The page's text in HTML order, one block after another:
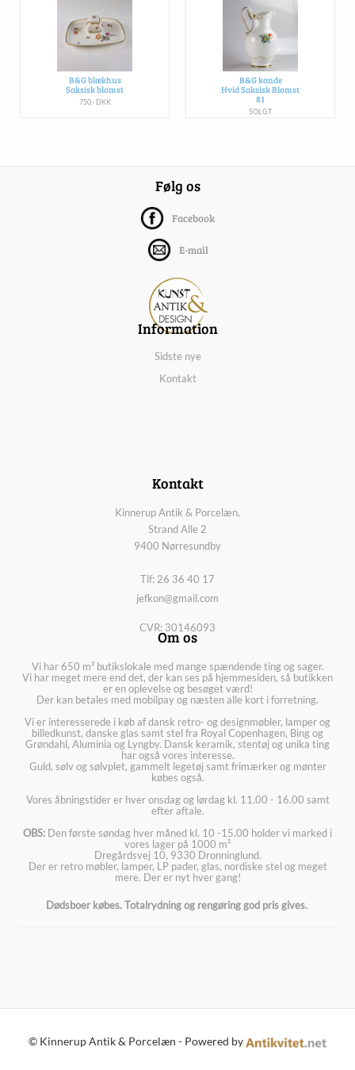
B&G blækhus
Saksisk blomst
750,- DKK
B&G kande
Hvid Saksisk Blomst
81
SOLGT
Følg os
Facebook
E-mail
Information
Sidste nye
Kontakt
Kontakt
Kinnerup Antik & Porcelæn,
Strand Alle 2
9400 Nørresundby
Tlf: 26 36 40 17
jefkon@gmail.com
CVR: 30146093
Om os
Vi har 650 m² butikslokale med mange spændende ting og sager.
Vi har meget mere end det, der kan ses på hjemmesiden, så butikken
er en oplevelse og besøget værd!
Der kan betales med mobilpay og næsten alle kort i forretning.
Vi er interesserede i køb af dansk retro- og designmøbler, lamper og
billedkunst, danske glas samt stel fra Royal Copenhagen, Bing og
Grøndahl, Aluminia og Lyngby. Dansk keramik, stentøj og unika ting
har også vores interesse.
Guld, sølv og sølvplet, gammelt legetøj samt frimærker og mønter
købes også.
Vores åbningstider er hver onsdag og lørdag kl. 11.00 - 16.00 samt
efter aftale.
OBS: Den første søndag hver måned kl. 10 -15.00 holder vi marked i
vores lager på 1000 m²
Dregårdsvej 10, 9330 Dronninglund.
Der er retro møbler, lamper, LP pader, glas, nordiske stel og meget
mere. Der er nyt hver gang!
Dødsboer købes. Totalrydning og rengøring god pris gives.
© Kinnerup Antik & Porcelæn - Powered by